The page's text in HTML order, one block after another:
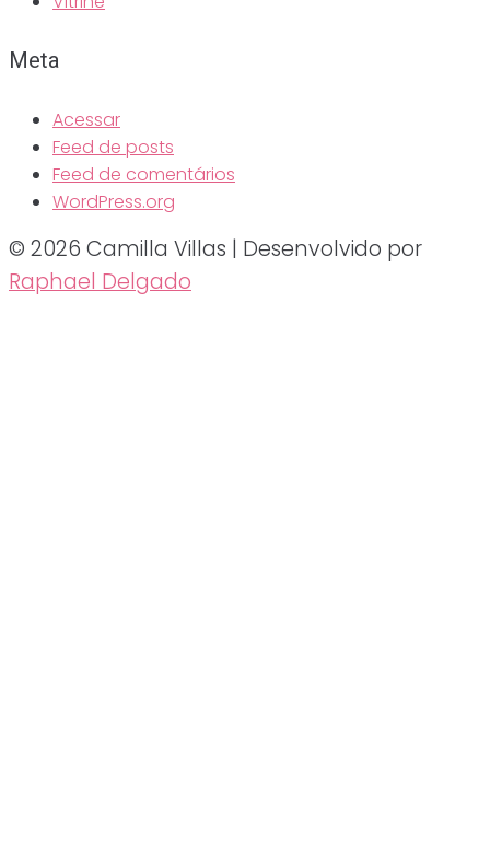
Meta
Acessar
Feed de posts
Feed de comentários
WordPress.org
© 2026 Camilla Villas | Desenvolvido por
Raphael Delgado